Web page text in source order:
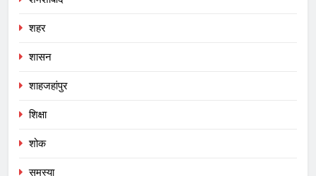
शहर
शासन
शाहजहांपुर
शिक्षा
शोक
समस्या